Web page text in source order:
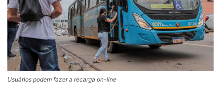
Usuários podem fazer a recarga on-line